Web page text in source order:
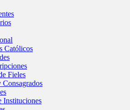
Católicos
Fieles
Consagrados
Instituciones